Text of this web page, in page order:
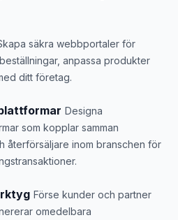
säkra webbportaler för
anpassa produkter
ditt företag.
Designa
som kopplar samman
återförsäljare inom branschen för
Förse kunder och partner
omedelbara